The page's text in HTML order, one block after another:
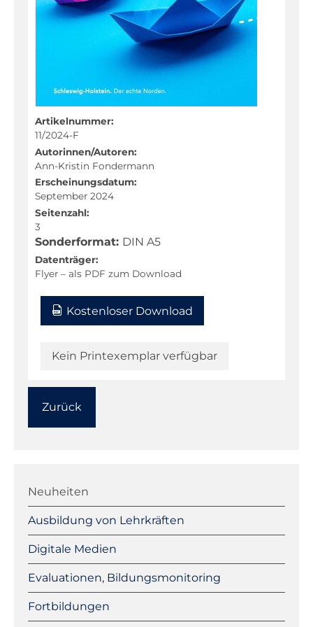
Artikelnummer:
11/2024-F
Autorinnen/Autoren:
Ann-Kristin Fondermann
Erscheinungsdatum:
September 2024
Seitenzahl:
3
Sonderformat: DIN A5
Datenträger:
Flyer – als PDF zum Download
Kostenloser Download
Kein Printexemplar verfügbar
Zurück
überspringen
Neuheiten
Ausbildung von Lehrkräften
Digitale Medien
Evaluationen, Bildungsmonitoring
Fortbildungen